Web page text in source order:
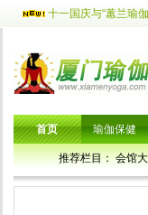
十一国庆与“蕙兰瑜
首页
推荐栏目：会馆
瑜伽保健